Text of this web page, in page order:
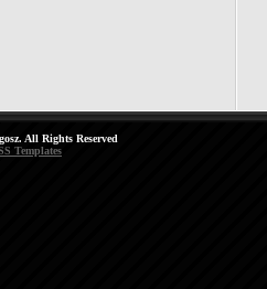
All Rights Reserved
Templates